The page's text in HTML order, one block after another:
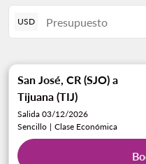
USD
San José, CR (SJO) a
Tijuana (TIJ)
Salida 03/12/2026
Sencillo | Clase Económica